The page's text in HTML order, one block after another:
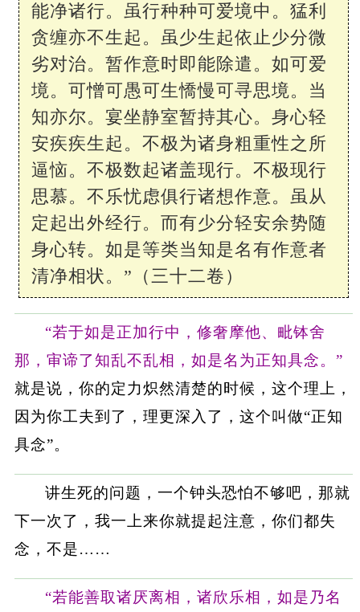
能净诸行。虽行种种可爱境中。猛利
贪缠亦不生起。虽少生起依止少分微
劣对治。暂作意时即能除遣。如可爱
境。可憎可愚可生憍慢可寻思境。当
知亦尔。宴坐静室暂持其心。身心轻
安疾疾生起。不极为诸身粗重性之所
逼恼。不极数起诸盖现行。不极现行
思慕。不乐忧虑俱行诸想作意。虽从
定起出外经行。而有少分轻安余势随
身心转。如是等类当知是名有作意者
清净相状。”（三十二卷）
“若于如是正加行中，修奢摩他、毗钵舍
那，审谛了知乱不乱相，如是名为正知具念。”
就是说，你的定力炽然清楚的时候，这个理上，
因为你工夫到了，理更深入了，这个叫做“正知
具念”。
讲生死的问题，一个钟头恐怕不够吧，那就
下一次了，我一上来你就提起注意，你们都失
念，不是……
“若能善取诸厌离相，诸欣乐相，如是乃名